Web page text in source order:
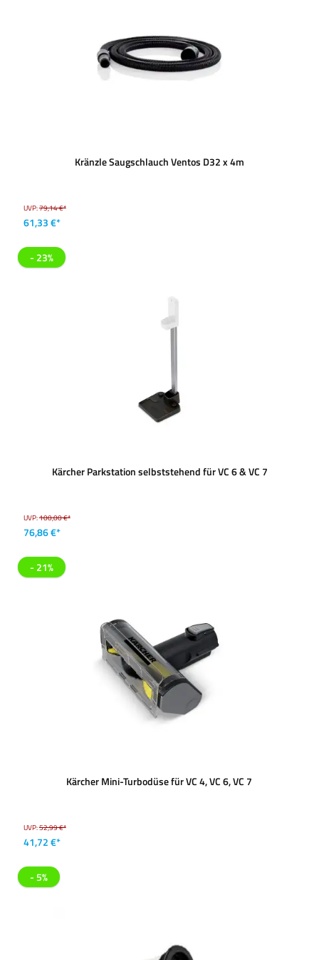
Kränzle Saugschlauch Ventos D32 x 4m
UVP:79,14 €*
61,33 €*
- 23%
Kärcher Parkstation selbststehend für VC 6 & VC 7
UVP:100,00 €*
76,86 €*
- 21%
Kärcher Mini-Turbodüse für VC 4, VC 6, VC 7
UVP:52,99 €*
41,72 €*
- 5%